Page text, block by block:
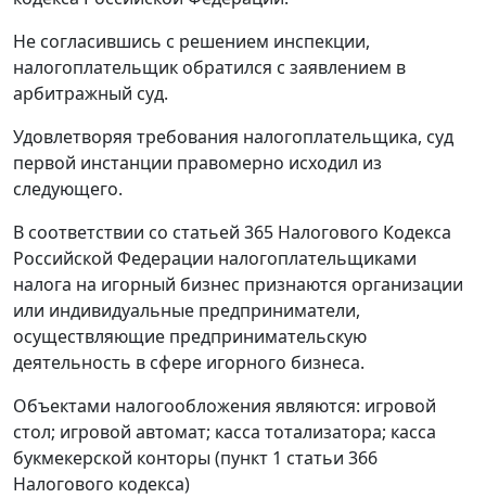
Не согласившись с решением инспекции,
налогоплательщик обратился с заявлением в
арбитражный суд.
Удовлетворяя требования налогоплательщика, суд
первой инстанции правомерно исходил из
следующего.
В соответствии со статьей 365 Налогового Кодекса
Российской Федерации налогоплательщиками
налога на игорный бизнес признаются организации
или индивидуальные предприниматели,
осуществляющие предпринимательскую
деятельность в сфере игорного бизнеса.
Объектами налогообложения являются: игровой
стол; игровой автомат; касса тотализатора; касса
букмекерской конторы (пункт 1 статьи 366
Налогового кодекса)